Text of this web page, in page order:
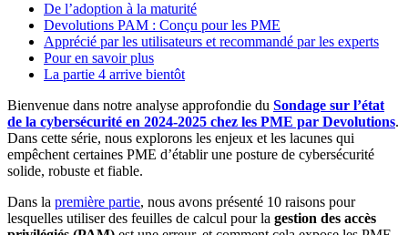
De l’adoption à la maturité
Devolutions PAM : Conçu pour les PME
Apprécié par les utilisateurs et recommandé par les experts
Pour en savoir plus
La partie 4 arrive bientôt
Bienvenue dans notre analyse approfondie du Sondage sur l’état
de la cybersécurité en 2024-2025 chez les PME par Devolutions.
Dans cette série, nous explorons les enjeux et les lacunes qui
empêchent certaines PME d’établir une posture de cybersécurité
solide, robuste et fiable.
Dans la première partie, nous avons présenté 10 raisons pour
lesquelles utiliser des feuilles de calcul pour la gestion des accès